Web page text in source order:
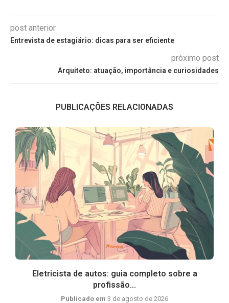
post anterior
Entrevista de estagiário: dicas para ser eficiente
próximo post
Arquiteto: atuação, importância e curiosidades
PUBLICAÇÕES RELACIONADAS
Eletricista de autos: guia completo sobre a
profissão...
Publicado em 3 de agosto de 2026